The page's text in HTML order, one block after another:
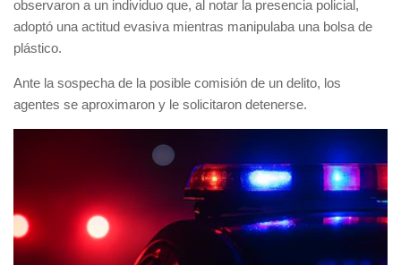
observaron a un individuo que, al notar la presencia policial,
adoptó una actitud evasiva mientras manipulaba una bolsa de
plástico.
Ante la sospecha de la posible comisión de un delito, los
agentes se aproximaron y le solicitaron detenerse.